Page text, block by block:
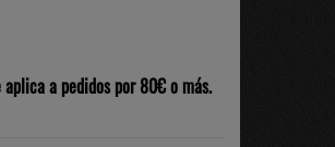
aplica a pedidos por 80€ o más.